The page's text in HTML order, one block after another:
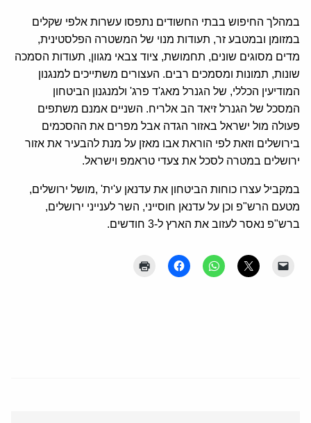
במהלך החיפוש בבתי החשודים נתפסו עשרות אלפי שקלים
במזומן ובמטבע זר, תעודות מנוי של המשטרה הפלסטינית,
מדים מסוגים שונים, תחמושת, ציוד צבאי מגוון, תעודות הסמכה
שונות, תמונות ומסמכים רבים. העצורים משתייכים למנגנון
המודיעין הכללי, של הגנרל מאג'ד פרג' ולמנגנון הביטחון
המסכל של הגנרל זיאד הב אלריח. השניים אמנם משתפים
פעולה מול ישראל באזור הגדה אבל מפרים את ההסכמים
בירושלים וזאת לפי הוראת אבו מאזן על מנת להבעיר את אזור
ירושלים במטרה לסכל את צעדי טראמפ וישראל.
במקביל עצרו כוחות הביטחון את עדנאן ע'ית' ,מושל ירושלים,
מטעם הרש"פ וכן על עדנאן חוסייני, השר לענייני ירושלים,
ברש"פ נאסר לעזוב את הארץ ל-3 חודשים.